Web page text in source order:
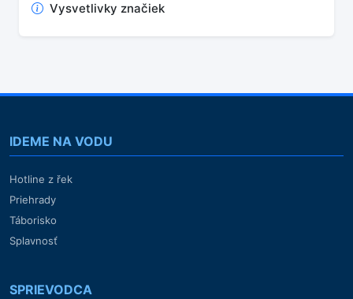
Vysvetlivky značiek
IDEME NA VODU
Hotline z řek
Priehrady
Táborisko
Splavnosť
SPRIEVODCA